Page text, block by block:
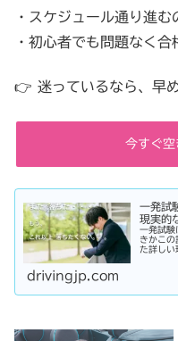
・スケジュール通り進む
・初心者でも問題なく合
👉 迷っているなら、早
今すぐ空
一発試
現実的
一発試験
きかこの
た詳しい
drivingjp.com